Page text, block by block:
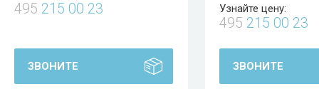
495 215 00 23
ЗВОНИТЕ
Узнайте цену:
495 215 00 23
ЗВОНИТЕ